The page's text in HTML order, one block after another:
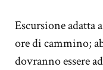
Escursione adatta
ore di cammino;
dovranno essere